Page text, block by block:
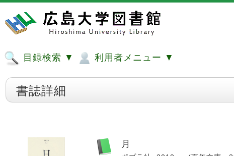
目録検索 ▼ 利用者メニュー ▼
書誌詳細
月